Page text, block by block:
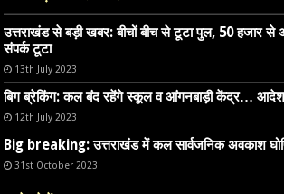
उत्तराखंड से बड़ी खबर: बीचों बीच से टूटा पुल, 50 हजार से
संपर्क टूटा
13th July 2023
बिग ब्रेकिंग: कल बंद रहेंगे स्कूल व आंगनबाड़ी केंद्र… आदेश
12th July 2023
Big breaking: उत्तराखंड में कल सार्वजनिक अवकाश
31st October 2023